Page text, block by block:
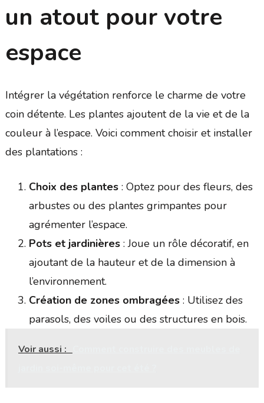
un atout pour votre
espace
Intégrer la végétation renforce le charme de votre
coin détente. Les plantes ajoutent de la vie et de la
couleur à l’espace. Voici comment choisir et installer
des plantations :
Choix des plantes: Optez pour des fleurs, des
arbustes ou des plantes grimpantes pour
agrémenter l’espace.
Pots et jardinières: Joue un rôle décoratif, en
ajoutant de la hauteur et de la dimension à
l’environnement.
Création de zones ombragées: Utilisez des
parasols, des voiles ou des structures en bois.
Voir aussi :